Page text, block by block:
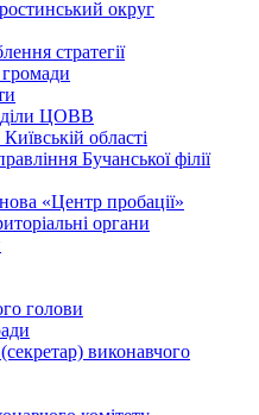
округ
стратегії
ЦОВВ
області
Бучанської філії
«Центр пробації»
органи
голови
виконавчого